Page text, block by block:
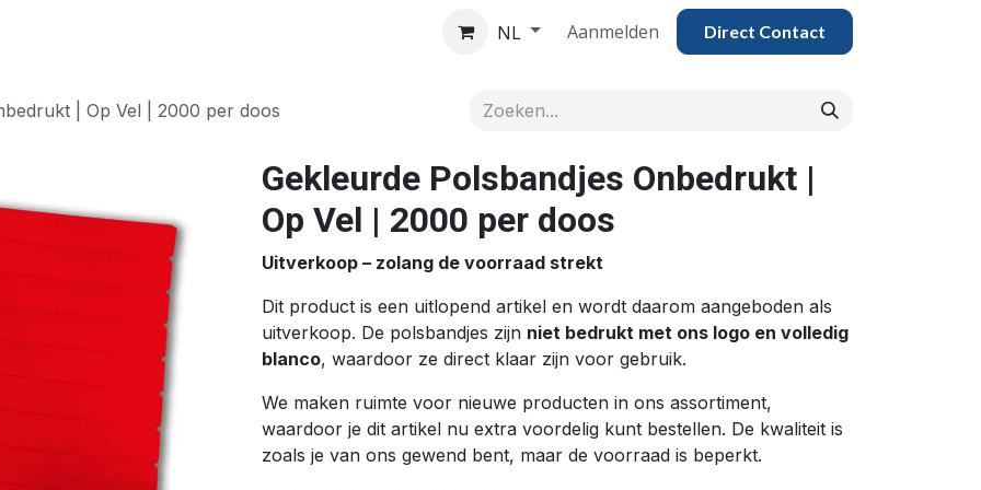
Over ons NL Aanmelden Direct Contac​​​​​​​​t
| Op Vel | 2000 per doos
Gekleurde Polsbandjes Onbedrukt |
Op Vel | 2000 per doos
Uitverkoop – zolang de voorraad strekt
Dit product is een uitlopend artikel en wordt daarom aangeboden als
uitverkoop. De polsbandjes zijn niet bedrukt met ons logo en volledig
blanco, waardoor ze direct klaar zijn voor gebruik.
We maken ruimte voor nieuwe producten in ons assortiment,
waardoor je dit artikel nu extra voordelig kunt bestellen. De kwaliteit is
zoals je van ons gewend bent, maar de voorraad is beperkt.